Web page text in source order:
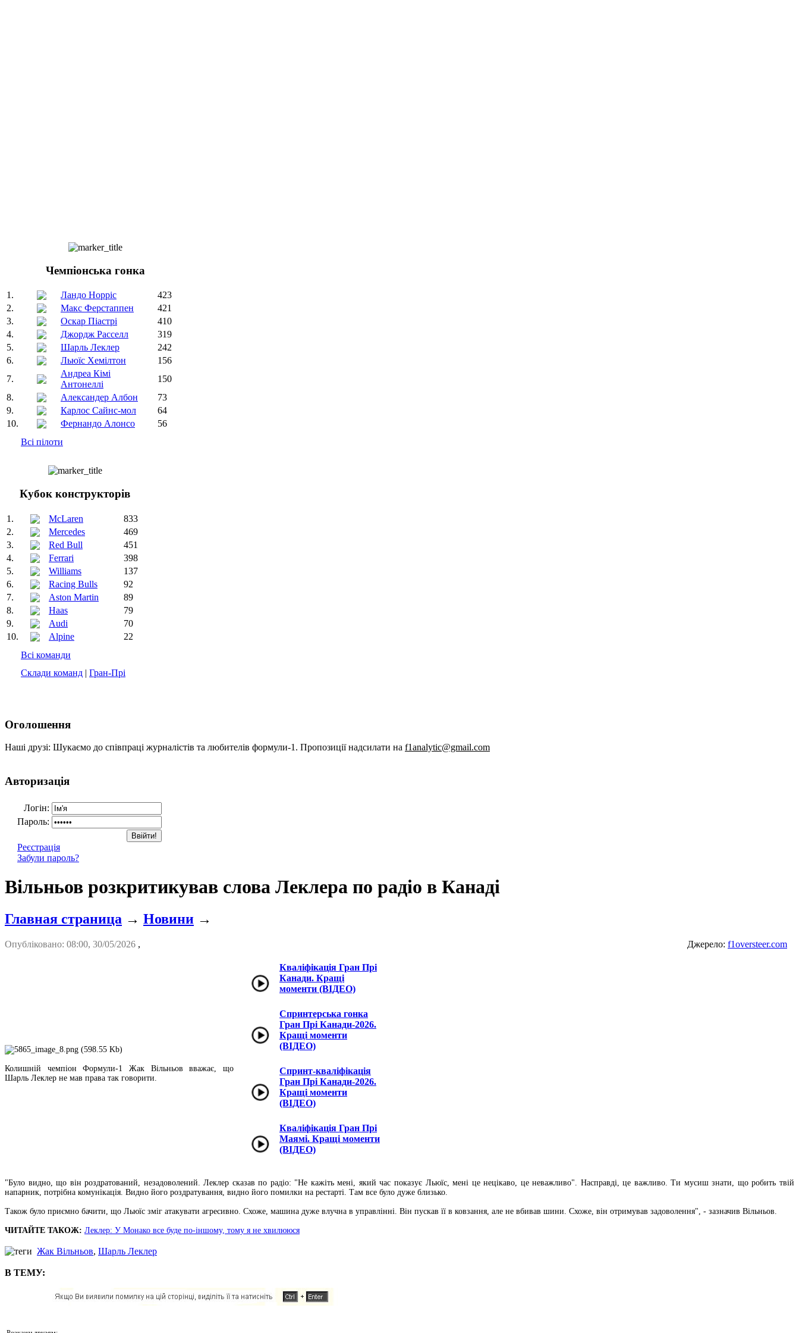
Чемпіонська гонка
1. Ландо Норріс
423
2.
Макс Ферстаппен
421
3.
Оскар Піастрі
410
4.
Джордж Расселл
319
5.
Шарль Леклер
242
6.
Льюїс Хемілтон
156
7.
Андреа Кімі
Антонеллі
150
8.
Александер Албон
73
9.
Карлос Сайнс-мол
64
10.
Фернандо Алонсо
56
Всі пілоти
Кубок конструкторів
1. McLaren
833
2.
Mercedes
469
3.
Red Bull
451
4.
Ferrari
398
5.
Williams
137
6.
Racing Bulls
92
7.
Aston Martin
89
8.
Haas
79
9.
Audi
70
10.
Alpine
22
Всі команди
Склади команд | Гран-Прі
Оголошення
Наші друзі: Шукаємо до співпраці журналістів та любителів формули-1. Пропозиції надсилати на f1analytic@gmail.com
Авторизація
Логін:
Пароль:
Реєстрація
Забули пароль?
Вільньов розкритикував слова Леклера по радіо в Канаді
Главная страница → Новини →
Опубліковано: 08:00, 30/05/2026 , Джерело: f1oversteer.com
Колишній чемпіон Формули-1 Жак Вільньов вважає, що
Шарль Леклер не мав права так говорити.
Кваліфікація Гран Прі
Канади. Кращі
моменти (ВІДЕО)
Спринтерська гонка
Гран Прі Канади-2026.
Кращі моменти
(ВІДЕО)
Спринт-кваліфікація
Гран Прі Канади-2026.
Кращі моменти
(ВІДЕО)
Кваліфікація Гран Прі
Маямі. Кращі моменти
(ВІДЕО)
"Було видно, що він роздратований, незадоволений. Леклер сказав по радіо: "Не кажіть мені, який час показує Льюїс, мені це нецікаво, це неважливо". Насправді, це важливо. Ти мусиш знати, що робить твій
напарник, потрібна комунікація. Видно його роздратування, видно його помилки на рестарті. Там все було дуже близько.
Також було приємно бачити, що Льюїс зміг атакувати агресивно. Схоже, машина дуже влучна в управлінні. Він пускав її в ковзання, але не вбивав шини. Схоже, він отримував задоволення", - зазначив Вільньов.
ЧИТАЙТЕ ТАКОЖ: Леклер: У Монако все буде по-іншому, тому я не хвилююся
Жак Вільньов, Шарль Леклер
В ТЕМУ: